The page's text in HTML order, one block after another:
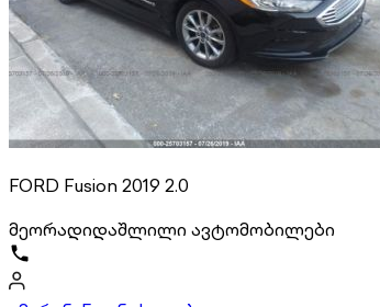
FORD Fusion 2019 2.0
მეორადიდაშლილი ავტომობილები